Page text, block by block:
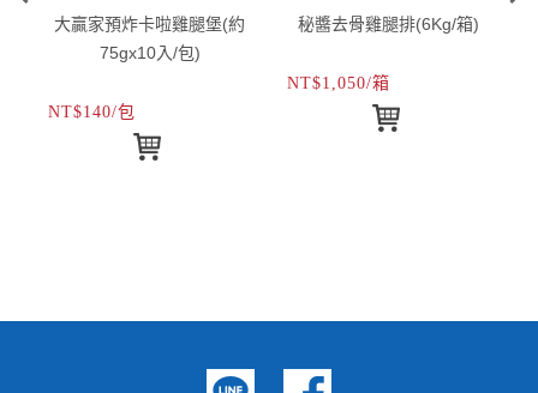
大贏家預炸卡啦雞腿堡(約
75gx10入/包)
NT$140/包
秘醬去骨雞腿排(6Kg/箱)
NT$1,050/箱